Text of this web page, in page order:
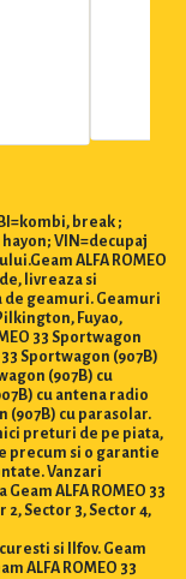
break ;
VIN=decupaj
ALFA ROMEO
livreaza si
geamuri. Geamuri
Fuyao,
33 Sportwagon
Sportwagon (907B)
(907B) cu
cu antena radio
(907B) cu parasolar.
preturi de pe piata,
precum si o garantie
Vanzari
ALFA ROMEO 33
Sector 3, Sector 4,
si Ilfov. Geam
ALFA ROMEO 33